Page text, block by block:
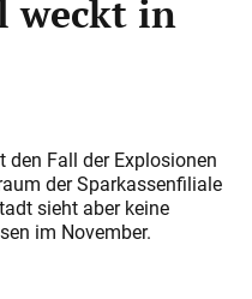
weckt in
Fall der Explosionen
der Sparkassenfiliale
sieht aber keine
im November.